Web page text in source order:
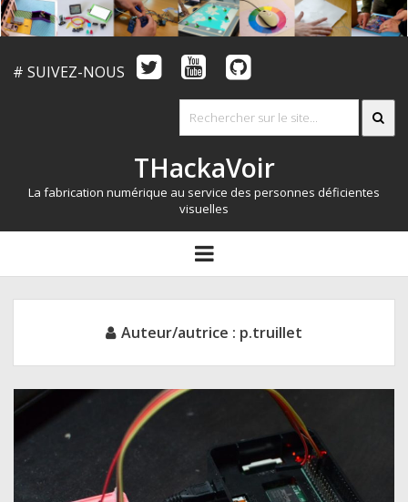
# SUIVEZ-NOUS
THackaVoir
La fabrication numérique au service des personnes déficientes
visuelles
ARTICLES
LE CONCOURS
RESSOURCES
open
menu
Auteur/autrice : p.truillet